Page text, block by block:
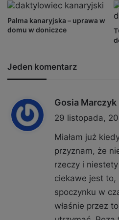
Palma kanaryjska – uprawa w
domu w doniczce
Jeden komentarz
Gosia Marczyk
i
z
29 listopada,
Miałam już
przyznam, że
rzeczy i
ciekawe jest to,
spoczynku w
właśnie przez